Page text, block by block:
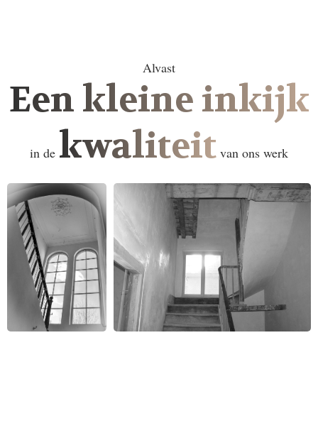
Alvast
Een kleine inkijk
in de kwaliteit van ons werk